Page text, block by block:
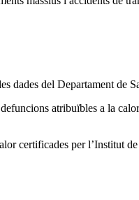
dades del Departament de
atribuïbles a la
certificades per l’Institut